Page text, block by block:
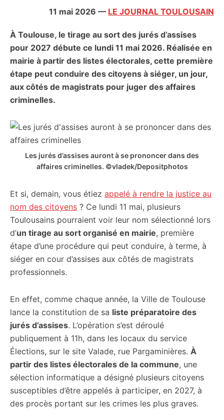
citoyennes11 mai 2026 — LE JOURNAL TOULOUSAIN
À Toulouse, le tirage au sort des jurés d’assises
pour 2027 débute ce lundi 11 mai 2026. Réalisée en
mairie à partir des listes électorales, cette première
étape peut conduire des citoyens à siéger, un jour,
aux côtés de magistrats pour juger des affaires
criminelles.
Les jurés d’assises auront à se prononcer dans des
affaires criminelles. ©vladek/Depositphotos
Et si, demain, vous étiez appelé à rendre la justice au
nom des citoyens ? Ce lundi 11 mai, plusieurs
Toulousains pourraient voir leur nom sélectionné lors
d’un tirage au sort organisé en mairie, première
étape d’une procédure qui peut conduire, à terme, à
siéger en cour d’assises aux côtés de magistrats
professionnels.
En effet, comme chaque année, la Ville de Toulouse
lance la constitution de sa liste préparatoire des
jurés d’assises. L’opération s’est déroulé
publiquement à 11h, dans les locaux du service
Élections, sur le site Valade, rue Pargaminières. À
partir des listes électorales de la commune, une
sélection informatique a désigné plusieurs citoyens
susceptibles d’être appelés à participer, en 2027, à
des procès portant sur les crimes les plus graves.